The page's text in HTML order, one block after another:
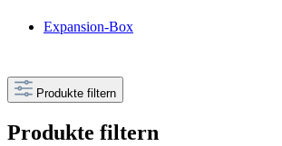
Expansion-Box
Produkte filtern
Produkte filtern